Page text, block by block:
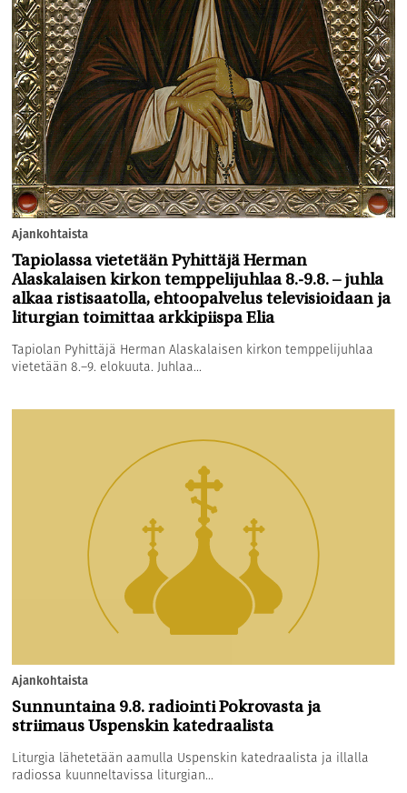
Ajankohtaista
Tapiolassa vietetään Pyhittäjä Herman
Alaskalaisen kirkon temppelijuhlaa 8.-9.8. – juhla
alkaa ristisaatolla, ehtoopalvelus televisioidaan ja
liturgian toimittaa arkkipiispa Elia
Tapiolan Pyhittäjä Herman Alaskalaisen kirkon temppelijuhlaa
vietetään 8.–9. elokuuta. Juhlaa...
Ajankohtaista
Sunnuntaina 9.8. radiointi Pokrovasta ja
striimaus Uspenskin katedraalista
Liturgia lähetetään aamulla Uspenskin katedraalista ja illalla
radiossa kuunneltavissa liturgian...